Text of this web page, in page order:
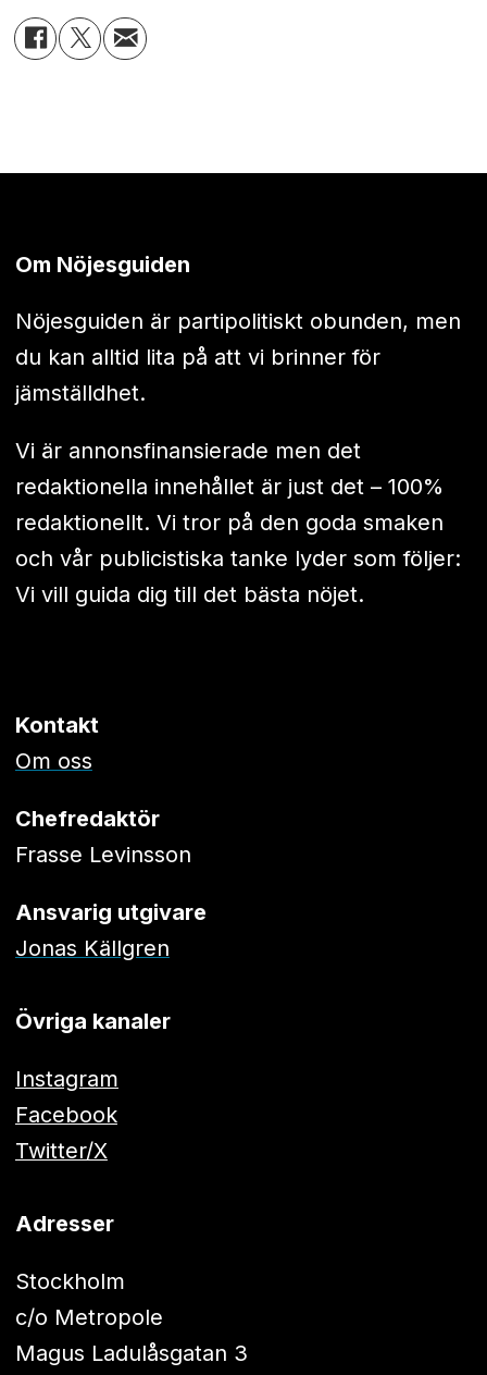
Om Nöjesguiden
Nöjesguiden är partipolitiskt obunden, men
du kan alltid lita på att vi brinner för
jämställdhet.
Vi är annonsfinansierade men det
redaktionella innehållet är just det – 100%
redaktionellt. Vi tror på den goda smaken
och vår publicistiska tanke lyder som följer:
Vi vill guida dig till det bästa nöjet.
Kontakt
Om oss
Chefredaktör
Frasse Levinsson
Ansvarig utgivare
Jonas Källgren
Övriga kanaler
Instagram
Facebook
Twitter/X
Adresser
Stockholm
c/o Metropole
Magus Ladulåsgatan 3